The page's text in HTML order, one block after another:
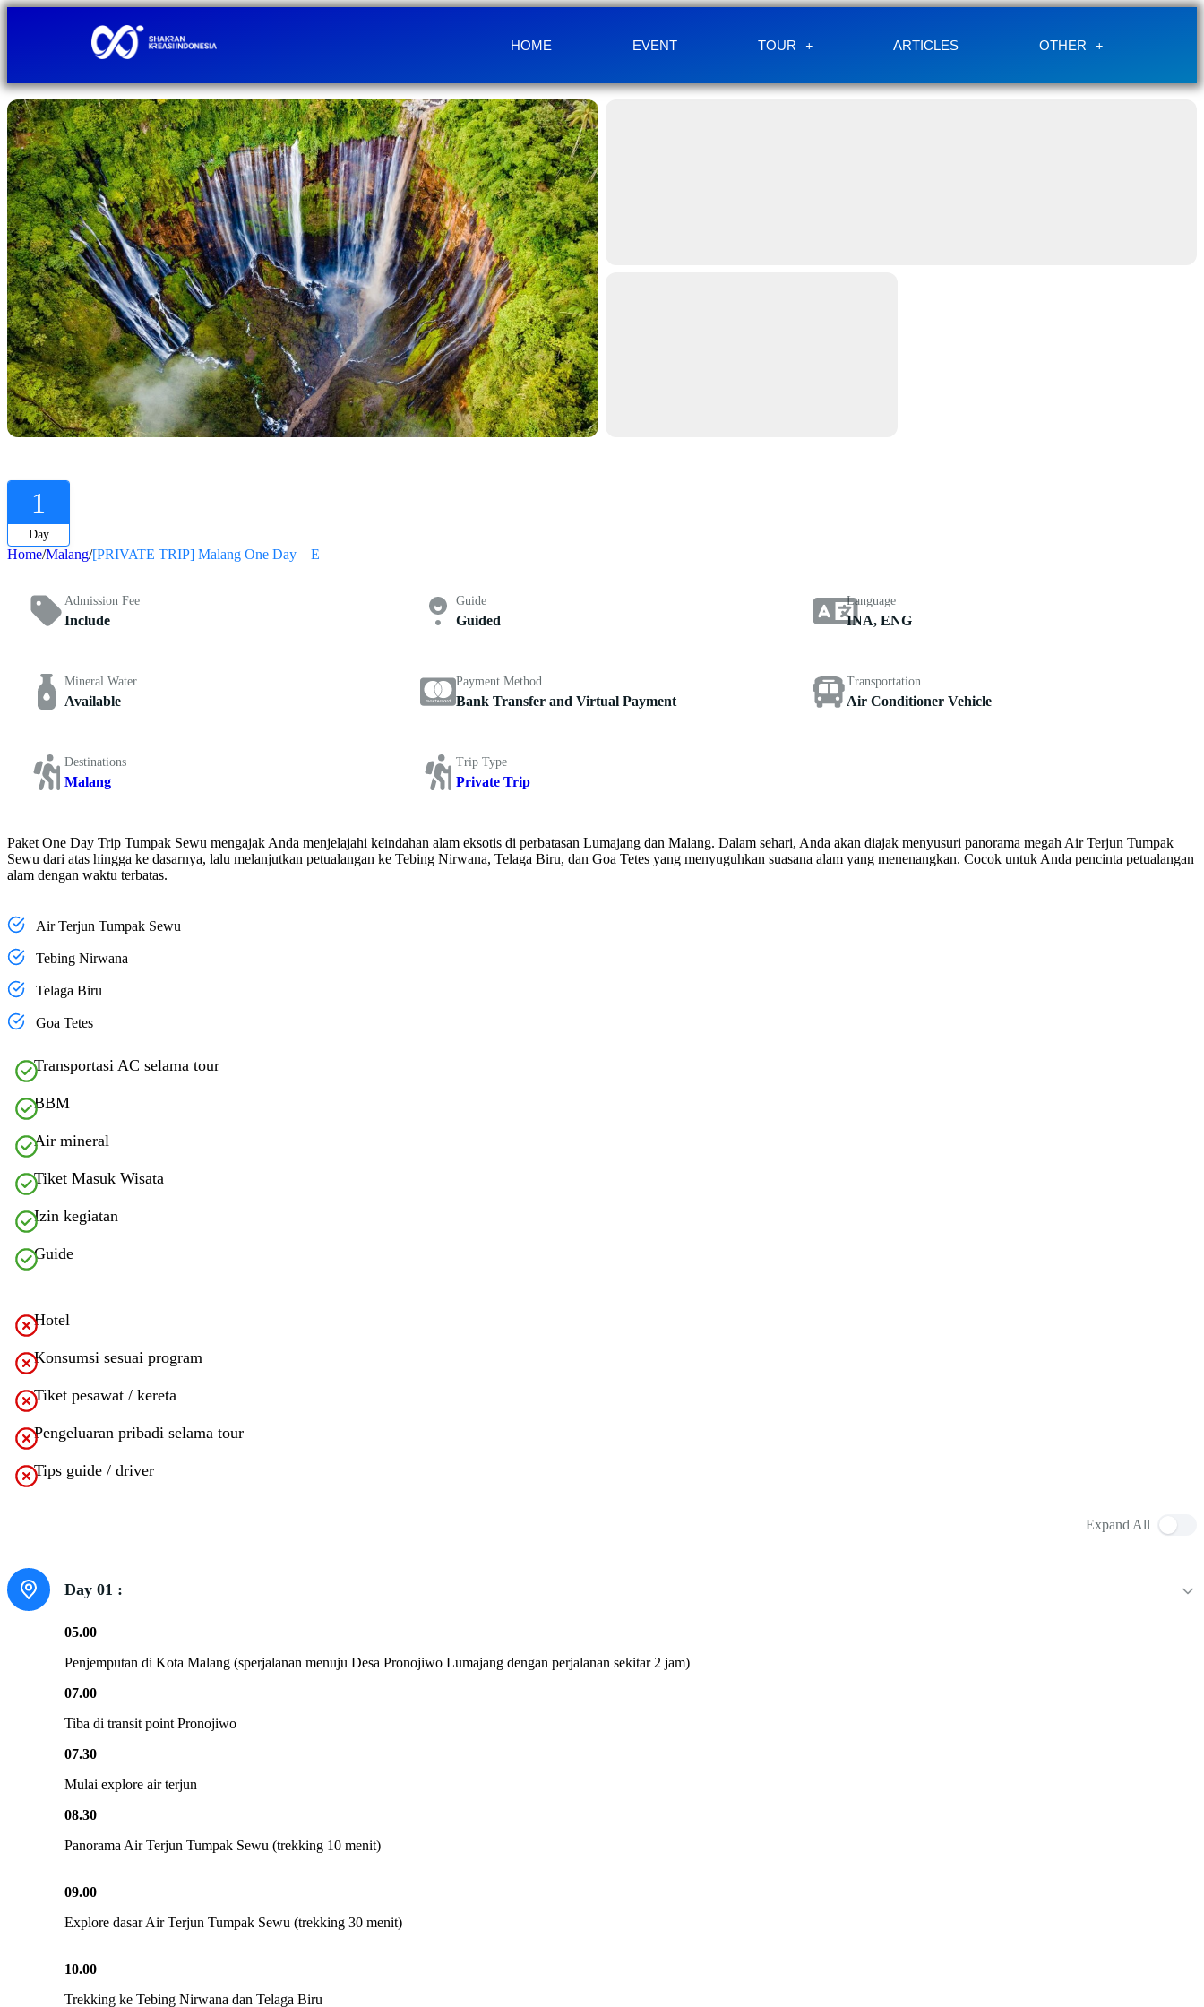
HOME EVENT TOUR ARTICLES OTHER
1
Day
Home Malang [PRIVATE TRIP] Malang One Day – E
Admission Fee
Include
Guide
Guided
Language
INA, ENG
Mineral Water
Available
Payment Method
Bank Transfer and Virtual Payment
Transportation
Air Conditioner Vehicle
Destinations
Malang
Trip Type
Private Trip
Paket One Day Trip Tumpak Sewu mengajak Anda menjelajahi keindahan alam eksotis di perbatasan Lumajang dan Malang. Dalam sehari, Anda akan diajak menyusuri panorama megah Air Terjun Tumpak
Sewu dari atas hingga ke dasarnya, lalu melanjutkan petualangan ke Tebing Nirwana, Telaga Biru, dan Goa Tetes yang menyuguhkan suasana alam yang menenangkan. Cocok untuk Anda pencinta petualangan
alam dengan waktu terbatas.
Air Terjun Tumpak Sewu
Tebing Nirwana
Telaga Biru
Goa Tetes
Transportasi AC selama tour
BBM
Air mineral
Tiket Masuk Wisata
Izin kegiatan
Guide
Hotel
Konsumsi sesuai program
Tiket pesawat / kereta
Pengeluaran pribadi selama tour
Tips guide / driver
Expand All
Day 01 :
05.00
Penjemputan di Kota Malang (sperjalanan menuju Desa Pronojiwo Lumajang dengan perjalanan sekitar 2 jam)
07.00
Tiba di transit point Pronojiwo
07.30
Mulai explore air terjun
08.30
Panorama Air Terjun Tumpak Sewu (trekking 10 menit)
09.00
Explore dasar Air Terjun Tumpak Sewu (trekking 30 menit)
10.00
Trekking ke Tebing Nirwana dan Telaga Biru